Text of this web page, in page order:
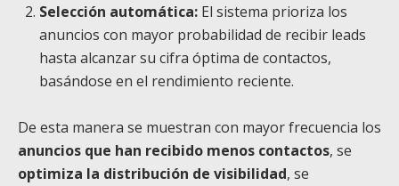
Selección automática: El sistema prioriza los
anuncios con mayor probabilidad de recibir leads
hasta alcanzar su cifra óptima de contactos,
basándose en el rendimiento reciente.
De esta manera se muestran con mayor frecuencia los
anuncios que han recibido menos contactos, se
optimiza la distribución de visibilidad, se